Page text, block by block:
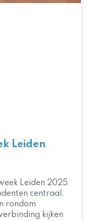
Leiden
Leiden 2025
centraal.
rondom
kijken